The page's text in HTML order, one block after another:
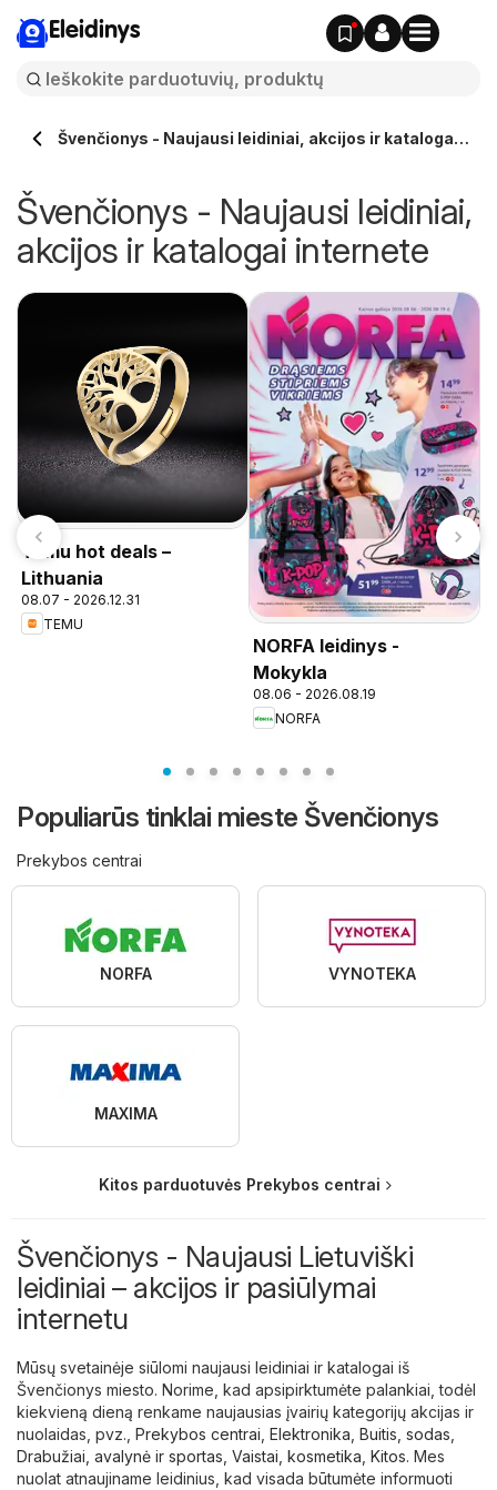
Eleidinys
Švenčionys - Naujausi leidiniai, akcijos ir katalogai
Švenčionys - Naujausi leidiniai,
akcijos ir katalogai internete
Temu hot deals –
Lithuania
08.07 - 2026.12.31
TEMU
NORFA leidinys -
Mokykla
08.06 - 2026.08.19
NORFA
Populiarūs tinklai mieste Švenčionys
Prekybos centrai
NORFA VYNOTEKA
MAXIMA
Kitos parduotuvės Prekybos centrai
Švenčionys - Naujausi Lietuviški
leidiniai – akcijos ir pasiūlymai
internetu
Mūsų svetainėje siūlomi naujausi leidiniai ir katalogai iš
Švenčionys miesto. Norime, kad apsipirktumėte palankiai, todėl
kiekvieną dieną renkame naujausias įvairių kategorijų akcijas ir
nuolaidas, pvz., Prekybos centrai Elektronika Buitis, sodas
Drabužiai, avalynė ir sportas Vaistai, kosmetika Kitos. Mes
nuolat atnaujiname leidinius, kad visada būtumėte informuoti